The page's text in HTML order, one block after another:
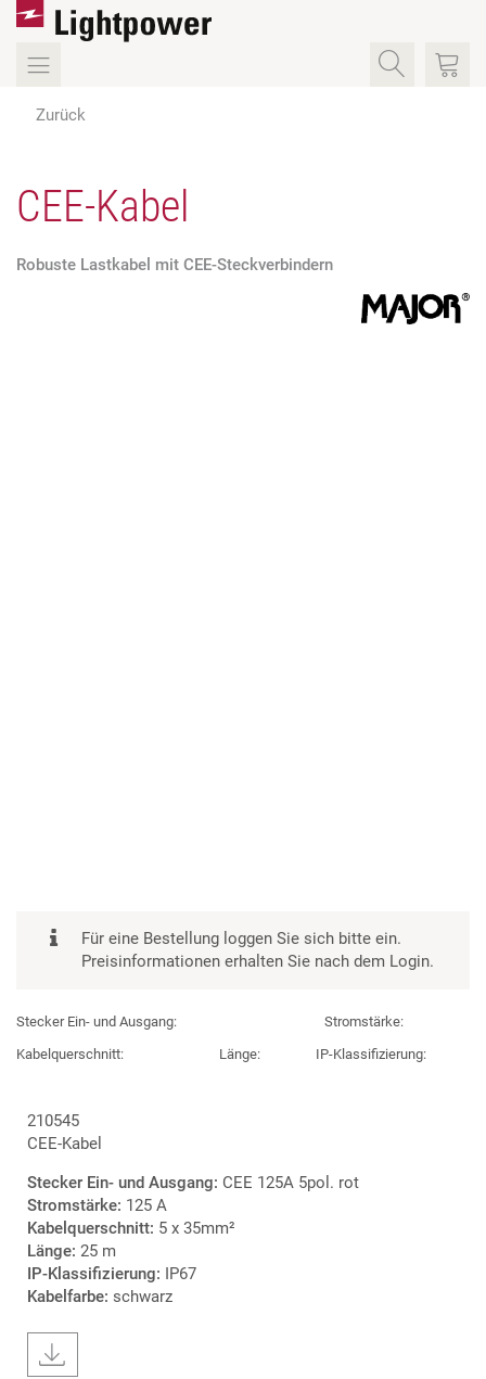
Zurück
CEE-Kabel
Robuste Lastkabel mit CEE-Steckverbindern
Für eine Bestellung loggen Sie sich bitte ein.
Preisinformationen erhalten Sie nach dem Login.
Stecker Ein- und Ausgang:
Stromstärke:
Kabelquerschnitt:
Länge: IP-Klassifizierung:
210545
CEE-Kabel
Stecker Ein- und Ausgang: CEE 125A 5pol. rot
Stromstärke: 125 A
Kabelquerschnitt: 5 x 35mm²
Länge: 25 m
IP-Klassifizierung: IP67
Kabelfarbe: schwarz